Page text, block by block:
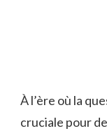
À l’ère où la
cruciale pour